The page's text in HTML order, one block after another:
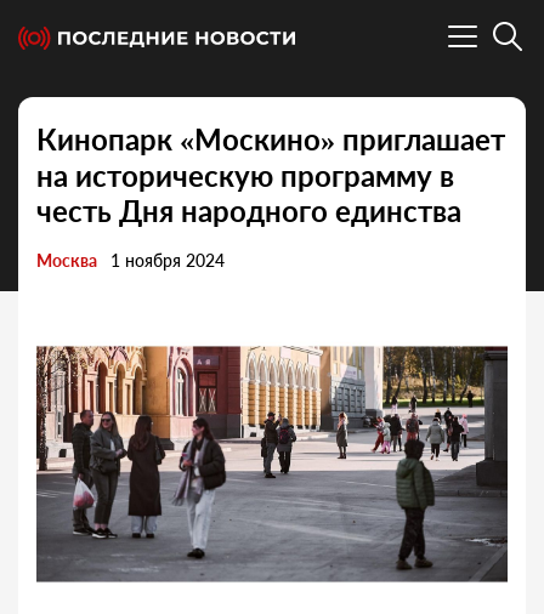
Кинопарк «Москино» приглашает
на историческую программу в
честь Дня народного единства
Москва 1 ноября 2024